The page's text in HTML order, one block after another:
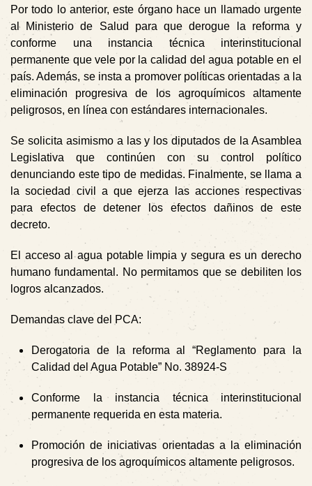
Por todo lo anterior, este órgano hace un llamado urgente
al Ministerio de Salud para que derogue la reforma y
conforme una instancia técnica interinstitucional
permanente que vele por la calidad del agua potable en el
país. Además, se insta a promover políticas orientadas a la
eliminación progresiva de los agroquímicos altamente
peligrosos, en línea con estándares internacionales.
Se solicita asimismo a las y los diputados de la Asamblea
Legislativa que continúen con su control político
denunciando este tipo de medidas. Finalmente, se llama a
la sociedad civil a que ejerza las acciones respectivas
para efectos de detener los efectos dañinos de este
decreto.
El acceso al agua potable limpia y segura es un derecho
humano fundamental. No permitamos que se debiliten los
logros alcanzados.
Demandas clave del PCA:
Derogatoria de la reforma al “Reglamento para la
Calidad del Agua Potable” No. 38924-S
Conforme la instancia técnica interinstitucional
permanente requerida en esta materia.
Promoción de iniciativas orientadas a la eliminación
progresiva de los agroquímicos altamente peligrosos.